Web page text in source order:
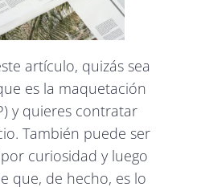
artículo, quizás sea
es la maquetación
y quieres contratar
También puede ser
curiosidad y luego
que, de hecho, es lo